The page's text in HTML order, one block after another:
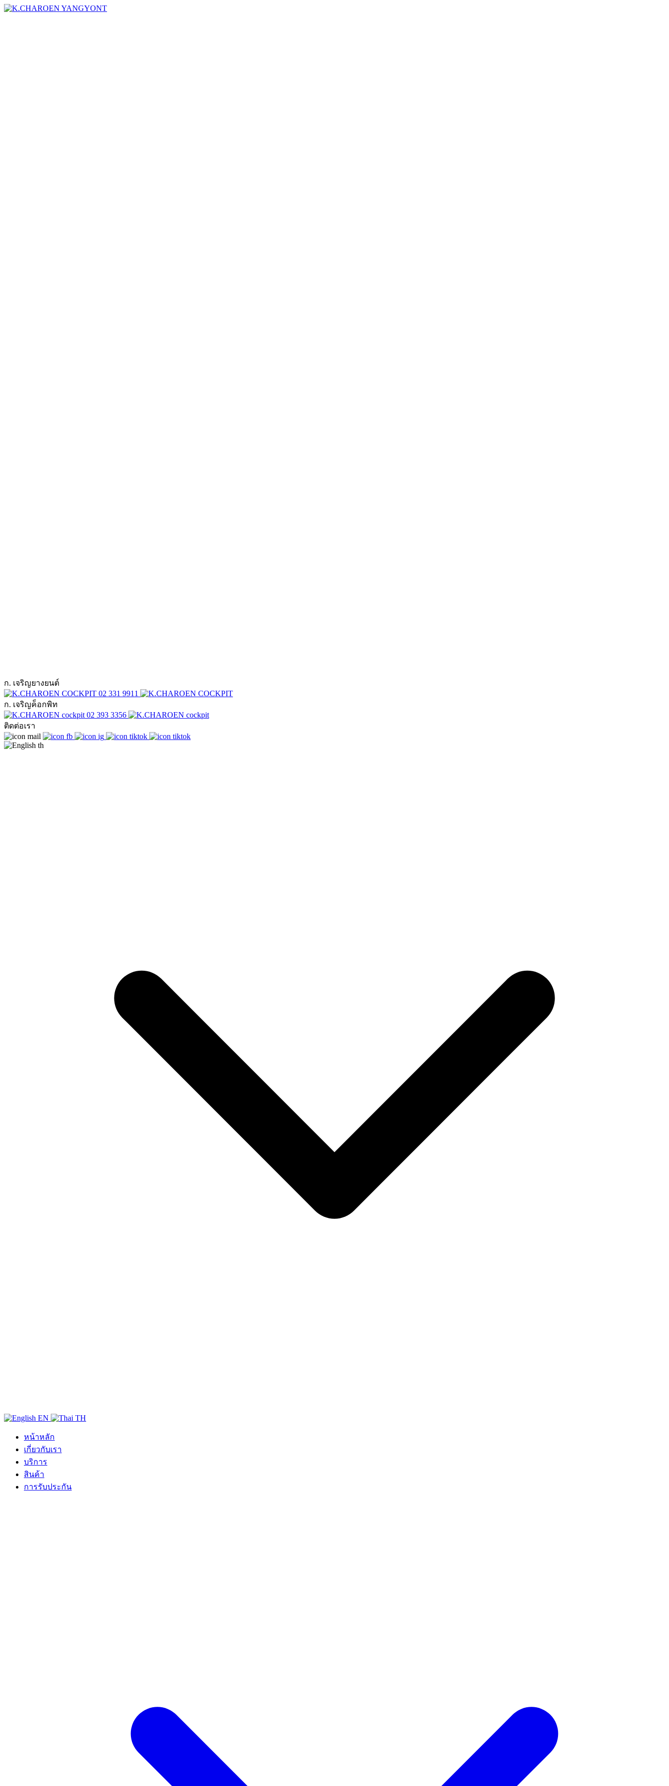
ก. เจริญยางยนต์
02 331 9911
ก. เจริญค็อกพิท
02 393 3356
ติดต่อเรา
th
EN TH
หน้าหลัก
เกี่ยวกับเรา
บริการ
สินค้า
การรับประกัน